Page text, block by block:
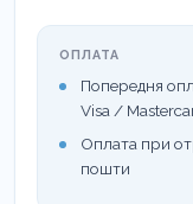
ОПЛАТА
Попередня
Visa /
Оплата при
пошти